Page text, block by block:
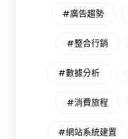
#廣告趨勢
#整合行銷
#數據分析
#消費旅程
#網站系統建置